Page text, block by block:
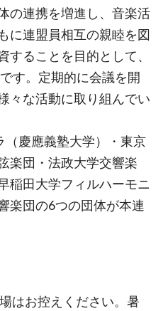
の連携を増進し、音楽活
に連盟員相互の親睦を図
することを目的として、
す。定期的に会議を開
々な活動に取り組んでい
（慶應義塾大学）・東京
楽団・法政大学交響楽
稲田大学フィルハーモニ
楽団の6つの団体が本連
はお控えください。暑